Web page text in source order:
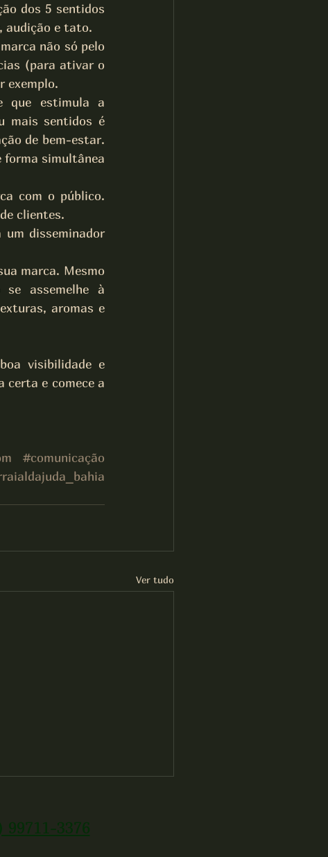
dos 5 sentidos
audição e tato.
não só pelo
(para ativar o
exemplo.
que estimula a
mais sentidos é
de bem-estar.
forma simultânea
com o público.
clientes.
disseminador
marca. Mesmo
assemelhe à
aromas e
visibilidade e
certa e comece a
#comunicação
Ver tudo
99711-3376